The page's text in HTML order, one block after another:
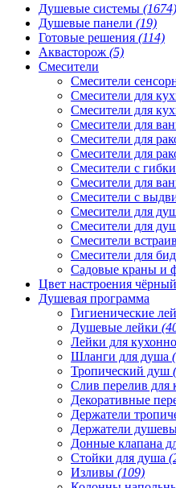
Душевые системы (1674)
Душевые панели (19)
Готовые решения (114)
Аквасторож (5)
Смесители
Смесители
Смесители для
Смесители для
Смесители для
Смесители для
Смесители для
Смесители с
Смесители для
Смесители с
Смесители для
Смесители для
Смесители
Смесители для
Садовые краны и
Цвет настроения чёрный
Душевая программа
Гигиенические
Душевые лейки
Лейки для
Шланги для душа
Тропический душ
Слив перелив для
Декоративные
Держатели
Держатели
Донные клапана
Стойки для душа
Изливы (109)